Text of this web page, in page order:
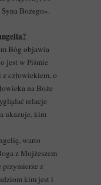
Bożego».
Bóg objawia
jest w Piśmie
człowiekiem, o
na Boże
relacje
ukazuje, kim
warto
z Mojżeszem
przymierze z
kim jest i